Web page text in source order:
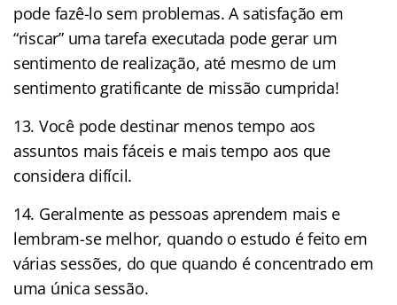
pode fazê-lo sem problemas. A satisfação em
“riscar” uma tarefa executada pode gerar um
sentimento de realização, até mesmo de um
sentimento gratificante de missão cumprida!
13. Você pode destinar menos tempo aos
assuntos mais fáceis e mais tempo aos que
considera difícil.
14. Geralmente as pessoas aprendem mais e
lembram-se melhor, quando o estudo é feito em
várias sessões, do que quando é concentrado em
uma única sessão.